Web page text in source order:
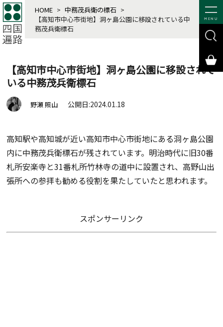
MENU
HOME > 中務茂兵衛の標石 >
【高知市中心市街地】洞ヶ島公園に移設されている中
務茂兵衛標石
【高知市中心市街地】洞ヶ島公園に移設されて
いる中務茂兵衛標石
野瀬 照山 公開日:2024.01.18
高知駅や高知城が近い高知市中心市街地にある洞ヶ島公園
内に中務茂兵衛標石が残されています。明治時代に旧30番
札所安楽寺と31番札所竹林寺の道中に設置され、高野山出
張所への参拝も勧める役割を果たしていたと思われます。
スポンサーリンク